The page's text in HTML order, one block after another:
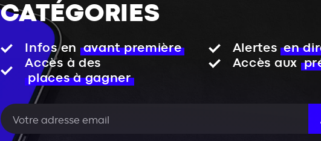
CATÉGORIES
Infos en avant première Alertes en
Accès à des
places à gagner
Accès aux